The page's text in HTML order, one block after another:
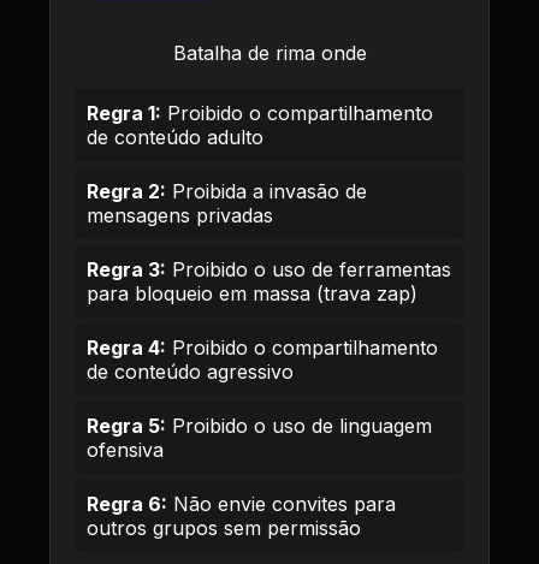
Batalha de rima onde
Regra 1: Proibido o compartilhamento
de conteúdo adulto
Regra 2: Proibida a invasão de
mensagens privadas
Regra 3: Proibido o uso de ferramentas
para bloqueio em massa (trava zap)
Regra 4: Proibido o compartilhamento
de conteúdo agressivo
Regra 5: Proibido o uso de linguagem
ofensiva
Regra 6: Não envie convites para
outros grupos sem permissão